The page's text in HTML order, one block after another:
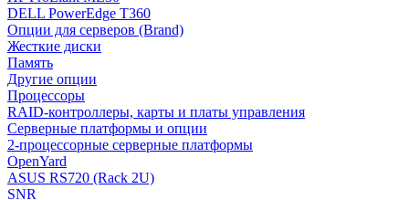
DELL PowerEdge T360
Опции для серверов (Brand)
Жесткие диски
Память
Другие опции
Процессоры
RAID-контроллеры, карты и платы управления
Серверные платформы и опции
2-процессорные серверные платформы
OpenYard
ASUS RS720 (Rack 2U)
SNR